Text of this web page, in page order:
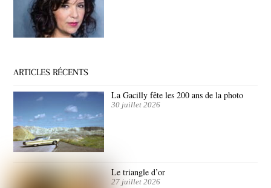
ARTICLES RÉCENTS
La Gacilly fête les 200 ans de la photo
30 juillet 2026
Le triangle d’or
27 juillet 2026